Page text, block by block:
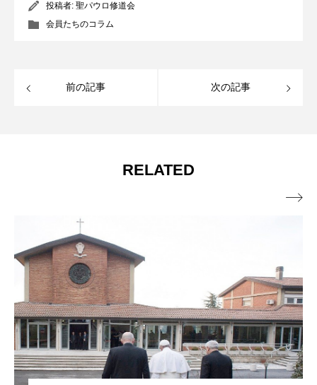
投稿者: 聖パウロ修道会
会員たちのコラム
前の記事 次の記事
RELATED
